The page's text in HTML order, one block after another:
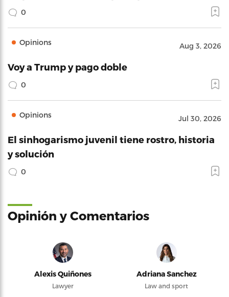
0
Opinions Aug 3, 2026
Voy a Trump y pago doble
0
Opinions Jul 30, 2026
El sinhogarismo juvenil tiene rostro, historia
y solución
0
Opinión y Comentarios
Alexis Quiñones
Lawyer
Adriana Sanchez
Law and sport